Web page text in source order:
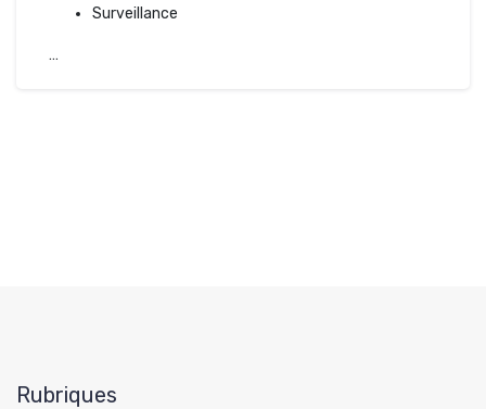
Surveillance
…
Rubriques